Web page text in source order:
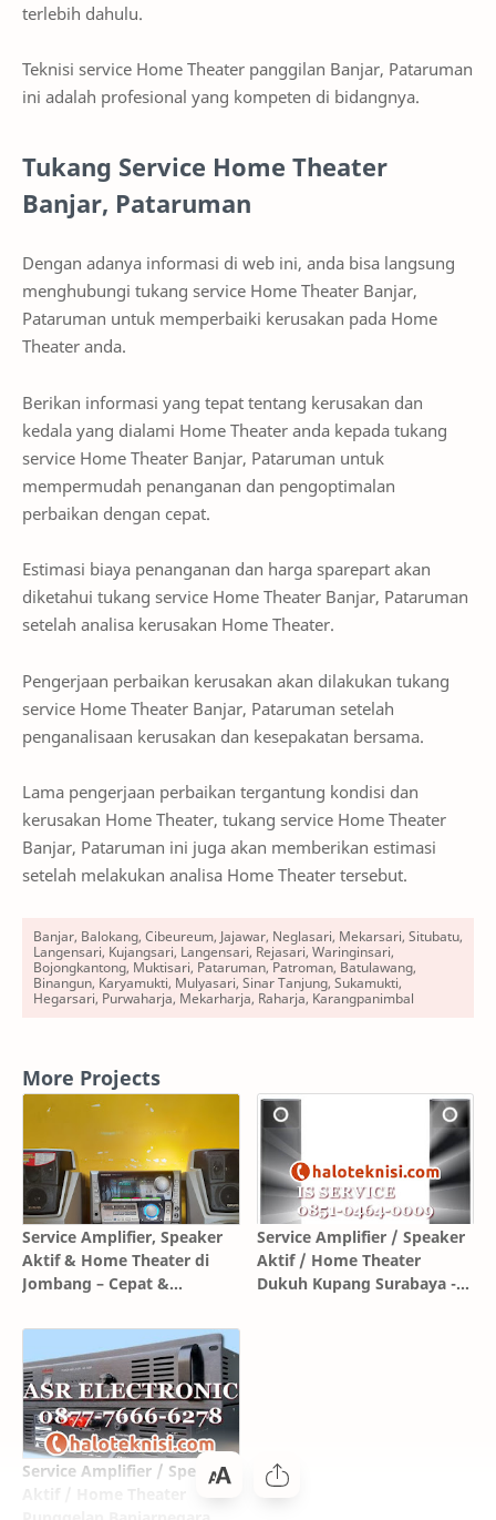
terlebih dahulu.
Teknisi service Home Theater panggilan Banjar, Pataruman
ini adalah profesional yang kompeten di bidangnya.
Tukang Service Home Theater
Banjar, Pataruman
Dengan adanya informasi di web ini, anda bisa langsung
menghubungi tukang service Home Theater Banjar,
Pataruman untuk memperbaiki kerusakan pada Home
Theater anda.
Berikan informasi yang tepat tentang kerusakan dan
kedala yang dialami Home Theater anda kepada tukang
service Home Theater Banjar, Pataruman untuk
mempermudah penanganan dan pengoptimalan
perbaikan dengan cepat.
Estimasi biaya penanganan dan harga sparepart akan
diketahui tukang service Home Theater Banjar, Pataruman
setelah analisa kerusakan Home Theater.
Pengerjaan perbaikan kerusakan akan dilakukan tukang
service Home Theater Banjar, Pataruman setelah
penganalisaan kerusakan dan kesepakatan bersama.
Lama pengerjaan perbaikan tergantung kondisi dan
kerusakan Home Theater, tukang service Home Theater
Banjar, Pataruman ini juga akan memberikan estimasi
setelah melakukan analisa Home Theater tersebut.
Banjar, Balokang, Cibeureum, Jajawar, Neglasari, Mekarsari, Situbatu,
Langensari, Kujangsari, Langensari, Rejasari, Waringinsari,
Bojongkantong, Muktisari, Pataruman, Patroman, Batulawang,
Binangun, Karyamukti, Mulyasari, Sinar Tanjung, Sukamukti,
Hegarsari, Purwaharja, Mekarharja, Raharja, Karangpanimbal
More Projects
Service Amplifier, Speaker
Aktif & Home Theater di
Jombang – Cepat &
Service Amplifier / Speaker
Aktif / Home Theater
Dukuh Kupang Surabaya -
Service Amplifier / Speaker